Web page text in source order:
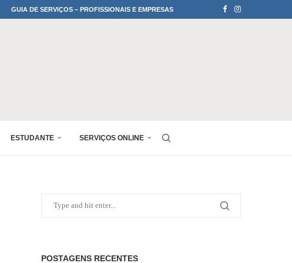
GUIA DE SERVIÇOS – PROFISSIONAIS E EMPRESAS
ESTUDANTE SERVIÇOS ONLINE
POSTAGENS RECENTES